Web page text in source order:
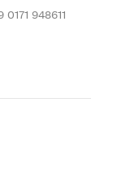
0171 948611